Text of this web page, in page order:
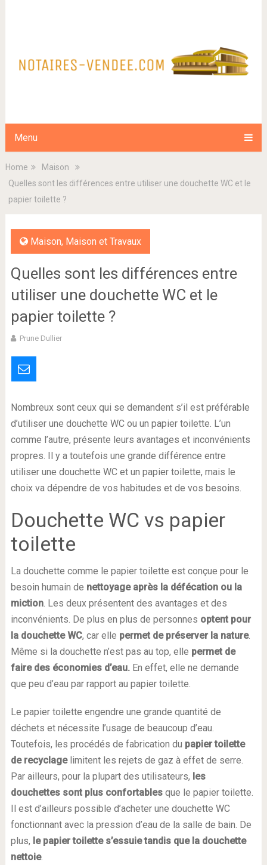
Menu
Home
Maison
Quelles sont les différences entre utiliser une douchette WC et le
papier toilette ?
Maison, Maison et Travaux
Quelles sont les différences entre
utiliser une douchette WC et le
papier toilette ?
Prune Dullier
Nombreux sont ceux qui se demandent s’il est préférable
d’utiliser une douchette WC ou un papier toilette. L’un
comme l’autre, présente leurs avantages et inconvénients
propres. Il y a toutefois une grande différence entre
utiliser une douchette WC et un papier toilette, mais le
choix va dépendre de vos habitudes et de vos besoins.
Douchette WC vs papier
toilette
La douchette comme le papier toilette est conçue pour le
besoin humain de nettoyage après la défécation ou la
miction. Les deux présentent des avantages et des
inconvénients. De plus en plus de personnes optent pour
la douchette WC, car elle permet de préserver la nature.
Même si la douchette n’est pas au top, elle permet de
faire des économies d’eau.En effet, elle ne demande
que peu d’eau par rapport au papier toilette.
Le papier toilette engendre une grande quantité de
déchets et nécessite l’usage de beaucoup d’eau.
Toutefois, les procédés de fabrication du papier toilette
de recyclagelimitent les rejets de gaz à effet de serre.
Par ailleurs, pour la plupart des utilisateurs, les
douchettes sont plus confortablesque le papier toilette.
Il est d’ailleurs possible d’acheter une douchette WC
fonctionnant avec la pression d’eau de la salle de bain. De
plus, le papier toilette s’essuie tandis que la douchette
nettoie.